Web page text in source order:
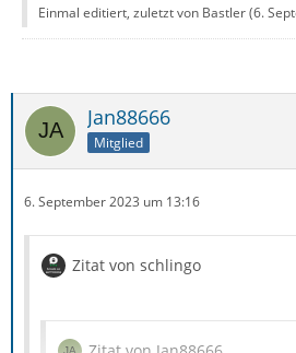
Einmal editiert, zuletzt von Bastler (6.
Jan88666
Mitglied
6. September 2023 um 13:16
Zitat von schlingo